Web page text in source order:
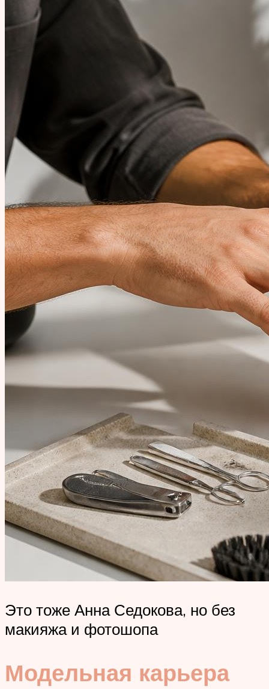
Это тоже Анна Седокова, но без
макияжа и фотошопа
Модельная карьера